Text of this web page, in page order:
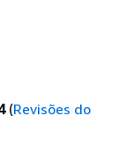
(Revisões do